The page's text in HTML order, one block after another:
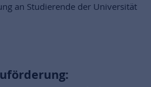
an Studierende der Universität